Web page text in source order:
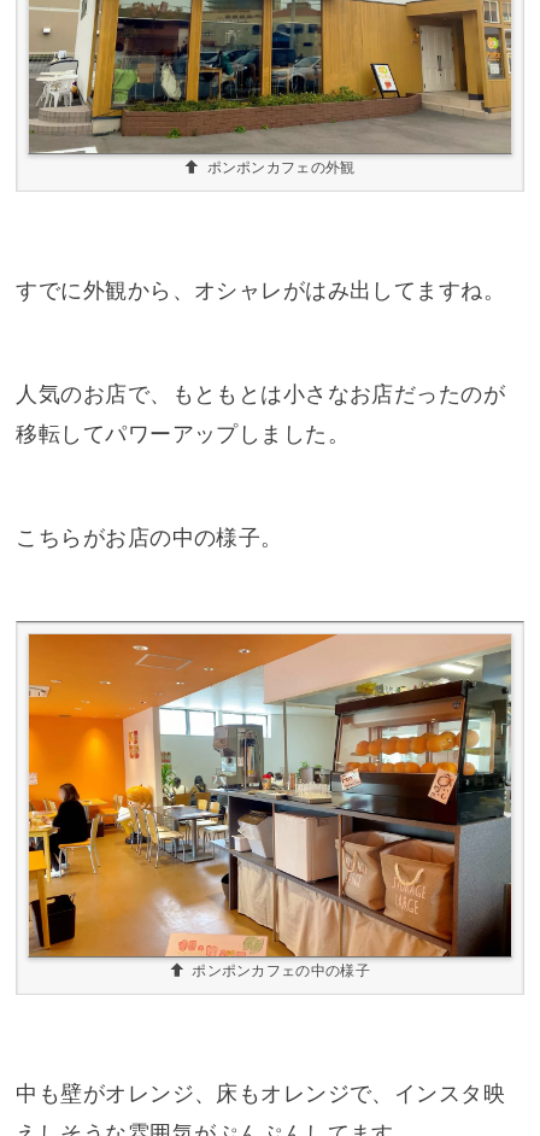
ポンポンカフェの外観
すでに外観から、オシャレがはみ出してますね。
人気のお店で、もともとは小さなお店だったのが
移転してパワーアップしました。
こちらがお店の中の様子。
ポンポンカフェの中の様子
中も壁がオレンジ、床もオレンジで、インスタ映